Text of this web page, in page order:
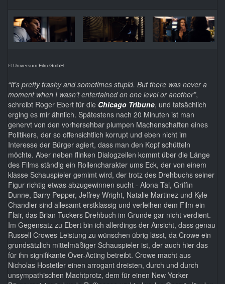
© Universum Film GmbH
“It's pretty trashy and sometimes stupid. But there was never a
moment when I wasn't entertained on one level or another”,
schreibt Roger Ebert für die Chicago Tribune, und tatsächlich
erging es mir ähnlich. Spätestens nach 20 Minuten ist man
genervt von den vorhersehbar plumpen Machenschaften eines
Politikers, der so offensichtlich korrupt und eben nicht im
Interesse der Bürger agiert, dass man den Kopf schütteln
möchte. Aber neben flinken Dialogzeilen kommt über die Länge
des Films ständig ein Rollencharakter ums Eck, der von einem
klasse Schauspieler gemimt wird, der trotz des Drehbuchs seiner
Figur richtig etwas abzugewinnen sucht - Alona Tal, Griffin
Dunne, Barry Pepper, Jeffrey Wright, Natalie Martinez und Kyle
Chandler sind allesamt erstklassig und verleihen dem Film ein
Flair, das Brian Tuckers Drehbuch im Grunde gar nicht verdient.
Im Gegensatz zu Ebert bin ich allerdings der Ansicht, dass genau
Russell Crowes Leistung zu wünschen übrig lässt, da Crowe ein
grundsätzlich mittelmäßiger Schauspieler ist, der auch hier das
für ihn signifikante Over-Acting betreibt. Crowe macht aus
Nicholas Hostetler einen arrogant dreisten, durch und durch
unsympathischen Machtprotz, dem für einen New Yorker